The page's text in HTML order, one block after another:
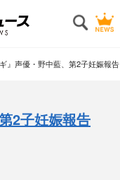
ギ』声優・野中藍、第2子妊娠報
2子妊娠報告